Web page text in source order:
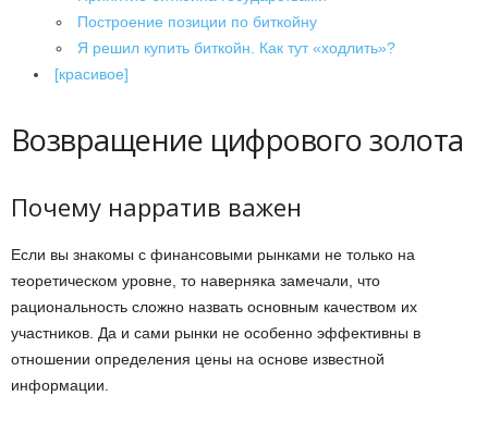
Построение позиции по биткойну
Я решил купить биткойн. Как тут «ходлить»?
[красивое]
Возвращение цифрового золота
Почему нарратив важен
Если вы знакомы с финансовыми рынками не только на
теоретическом уровне, то наверняка замечали, что
рациональность сложно назвать основным качеством их
участников. Да и сами рынки не особенно эффективны в
отношении определения цены на основе известной
информации.